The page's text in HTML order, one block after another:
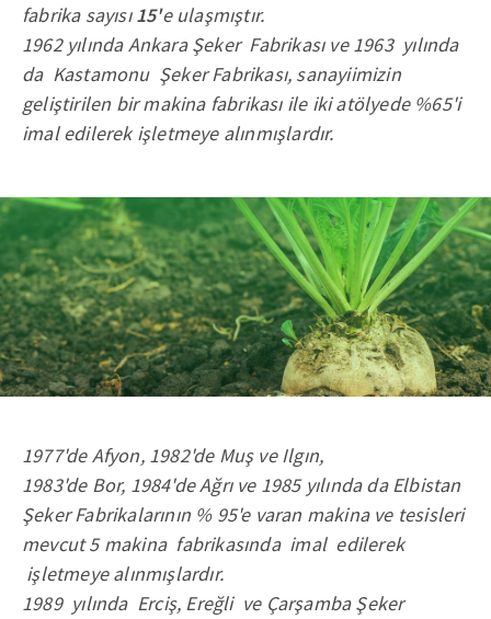
fabrika sayısı15'e ulaşmıştır.
1962 yılında Ankara Şeker Fabrikası ve 1963 yılında
da Kastamonu Şeker Fabrikası, sanayiimizin
geliştirilen bir makina fabrikası ile iki atölyede %65'i
imal edilerek işletmeye alınmışlardır.
1977'de Afyon, 1982'de Muş ve Ilgın,
1983'de Bor, 1984'de Ağrı ve 1985 yılında da Elbistan
Şeker Fabrikalarının % 95'e varan makina ve tesisleri
mevcut 5 makina fabrikasında imal edilerek
işletmeye alınmışlardır.
1989 yılında Erciş, Ereğli ve Çarşamba Şeker